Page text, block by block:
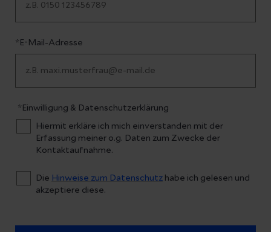
*E-Mail-Adresse
*Einwilligung & Datenschutzerklärung
Hiermit erkläre ich mich einverstanden mit der
Erfassung meiner o.g. Daten zum Zwecke der
Kontaktaufnahme.
Die Hinweise zum Datenschutz habe ich gelesen und
akzeptiere diese.